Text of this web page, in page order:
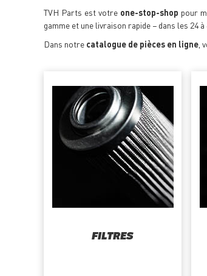
TVH Parts est votre one-stop-shop pour
gamme et une livraison rapide − dans les 24 à
Dans notre catalogue de pièces en ligne ,
FILTRES